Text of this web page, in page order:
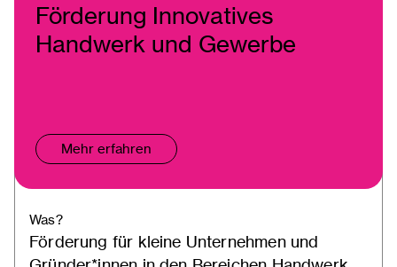
Förderung Innovatives
Handwerk und Gewerbe
Mehr erfahren
Was?
Förderung für kleine Unternehmen und